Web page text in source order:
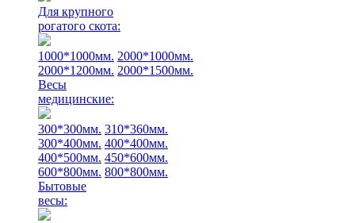
Для крупного
рогатого скота:
1000*1000мм. 2000*1000мм.
2000*1200мм. 2000*1500мм.
Весы
медицинские:
300*300мм. 310*360мм.
300*400мм. 400*400мм.
400*500мм. 450*600мм.
600*800мм. 800*800мм.
Бытовые
весы: